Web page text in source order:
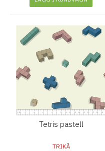
Tetris pastell
TRIKÅ